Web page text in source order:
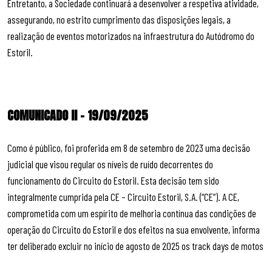
Entretanto, a Sociedade continuará a desenvolver a respetiva atividade,
assegurando, no estrito cumprimento das disposições legais, a
realização de eventos motorizados na infraestrutura do Autódromo do
Estoril.
COMUNICADO II – 19/09/2025
Como é público, foi proferida em 8 de setembro de 2023 uma decisão
judicial que visou regular os níveis de ruído decorrentes do
funcionamento do Circuito do Estoril. Esta decisão tem sido
integralmente cumprida pela CE – Circuito Estoril, S.A. (“CE”). A CE,
comprometida com um espírito de melhoria contínua das condições de
operação do Circuito do Estoril e dos efeitos na sua envolvente, informa
ter deliberado excluir no início de agosto de 2025 os track days de motos